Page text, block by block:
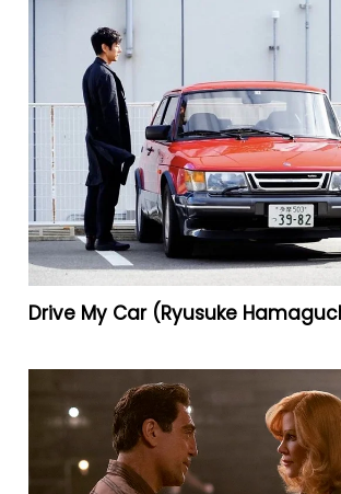
Drive My Car (Ryusuke